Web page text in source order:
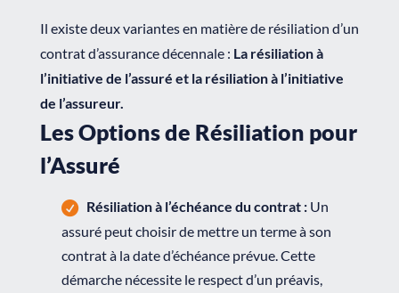
Il existe deux variantes en matière de résiliation d’un
contrat d’assurance décennale : La résiliation à
l’initiative de l’assuré et la résiliation à l’initiative
de l’assureur.
Les Options de Résiliation pour
l’Assuré
Résiliation à l’échéance du contrat : Un
assuré peut choisir de mettre un terme à son
contrat à la date d’échéance prévue. Cette
démarche nécessite le respect d’un préavis,